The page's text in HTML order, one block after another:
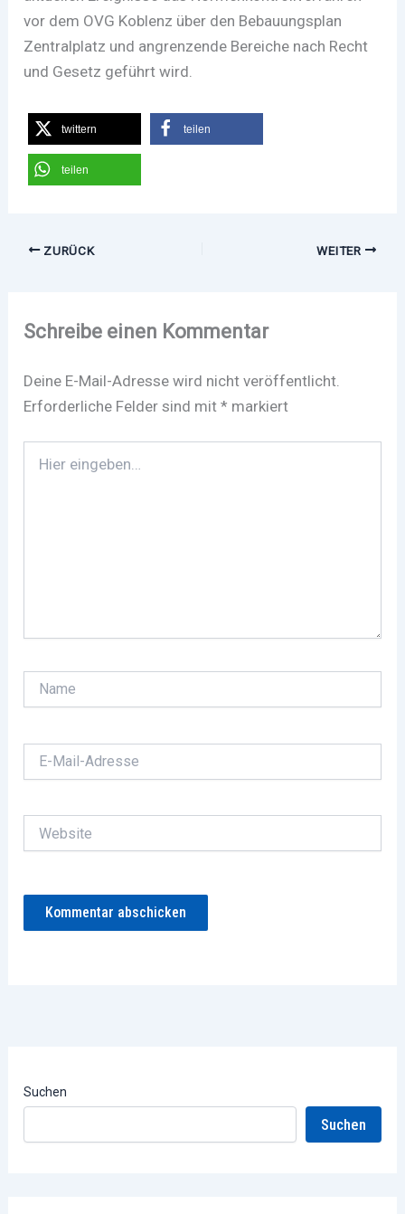
vor dem OVG Koblenz über den Bebauungsplan
Zentralplatz und angrenzende Bereiche nach Recht
und Gesetz geführt wird.
twittern teilen
teilen
ZURÜCK WEITER
Schreibe einen Kommentar
Deine E-Mail-Adresse wird nicht veröffentlicht.
Erforderliche Felder sind mit* markiert
eingeben…
Mail-
Suchen
Suchen